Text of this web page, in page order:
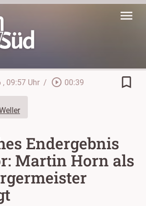
menu
, 09:57 Uhr / play_circle_outline 00:39 bookmark_border
Endergebnis
Martin Horn als